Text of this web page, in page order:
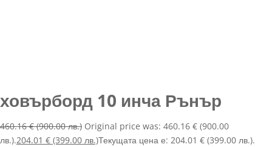
ховърборд 10 инча Рънър
460.16€ (900.00 лв.) Original price was: 460.16 € (900.00
лв.).204.01 € (399.00 лв.)Текущата цена е: 204.01 € (399.00 лв.).